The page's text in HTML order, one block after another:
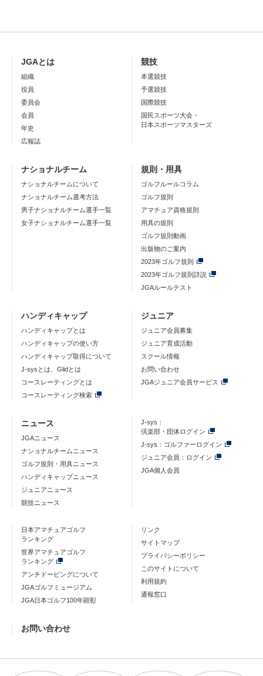
JGAとは
組織
役員
委員会
会員
年史
広報誌
競技
本選競技
予選競技
国際競技
国民スポーツ大会・
日本スポーツマスターズ
ナショナルチーム
ナショナルチームについて
ナショナルチーム選考方法
男子ナショナルチーム選手一覧
女子ナショナルチーム選手一覧
規則・用具
ゴルフルールコラム
ゴルフ規則
アマチュア資格規則
用具の規則
ゴルフ規則動画
出版物のご案内
2023年ゴルフ規則
2023年ゴルフ規則詳説
JGAルールテスト
ハンディキャップ
ハンディキャップとは
ハンディキャップの使い方
ハンディキャップ取得について
J-sysとは、Glidとは
コースレーティングとは
コースレーティング検索
ジュニア
ジュニア会員募集
ジュニア育成活動
スクール情報
お問い合わせ
JGAジュニア会員サービス
ニュース
JGAニュース
ナショナルチームニュース
ゴルフ規則・用具ニュース
ハンディキャップニュース
ジュニアニュース
競技ニュース
J-sys：
倶楽部・団体ログイン
J-sys：ゴルファーログイン
ジュニア会員：ログイン
JGA個人会員
日本アマチュアゴルフ
ランキング
世界アマチュアゴルフ
ランキング
アンチドーピングについて
JGAゴルフミュージアム
JGA日本ゴルフ100年顕彰
リンク
サイトマップ
プライバシーポリシー
このサイトについて
利用規約
通報窓口
お問い合わせ